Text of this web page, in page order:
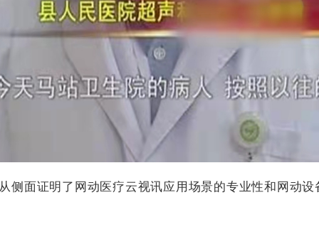
侧面证明了网动医疗云视讯应用场景的专业性和网动